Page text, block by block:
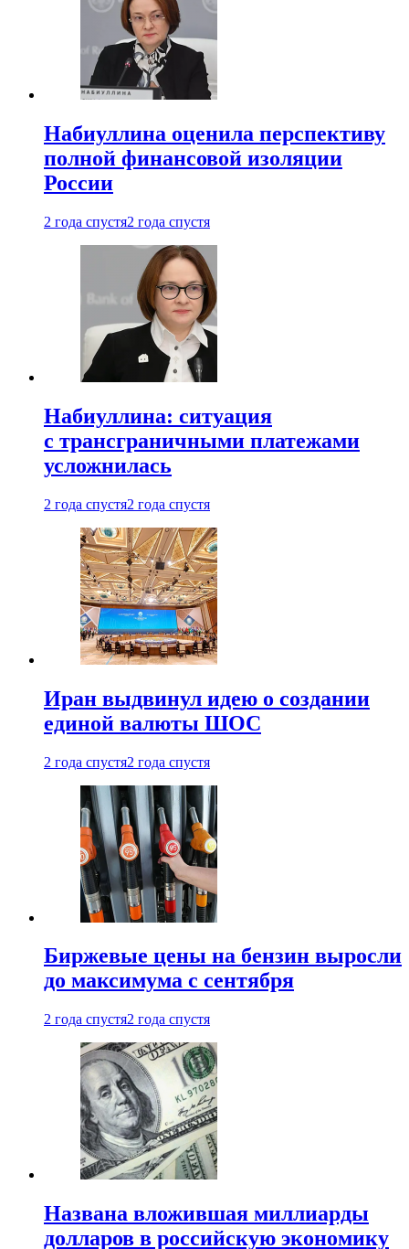
Набиуллина оценила перспективу
полной финансовой изоляции
России
2 года спустя2 года спустя
Набиуллина: ситуация
с трансграничными платежами
усложнилась
2 года спустя2 года спустя
Иран выдвинул идею о создании
единой валюты ШОС
2 года спустя2 года спустя
Биржевые цены на бензин выросли
до максимума с сентября
2 года спустя2 года спустя
Названа вложившая миллиарды
долларов в российскую экономику